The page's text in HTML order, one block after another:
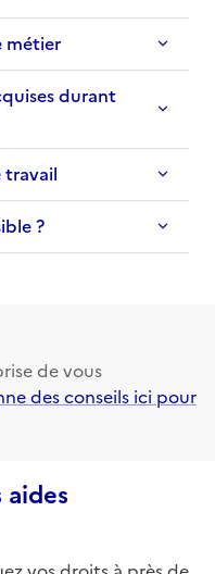
métier
durant
travail
?
de vous
des conseils ici pour
vos droits à près de